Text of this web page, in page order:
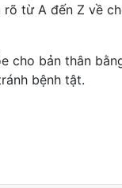
từ A đến Z về
cho bản thân
bệnh tật.
bánh mì tốt cho sức